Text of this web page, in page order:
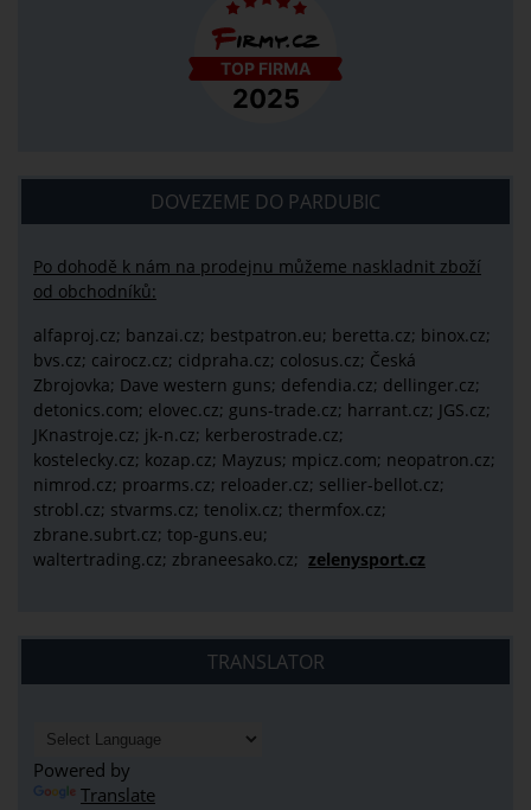
DOVEZEME DO PARDUBIC
Po dohodě k nám na prodejnu můžeme naskladnit zboží
od obchodníků:
alfaproj.cz; banzai.cz; bestpatron.eu; beretta.cz; binox.cz;
bvs.cz; cairocz.cz; cidpraha.cz; colosus.cz; Česká
Zbrojovka; Dave western guns; defendia.cz; dellinger.cz;
detonics.com; elovec.cz; guns-trade.cz; harrant.cz; JGS.cz;
JKnastroje.cz; jk-n.cz; kerberostrade.cz;
kostelecky.cz; kozap.cz; Mayzus; mpicz.com; neopatron.cz;
nimrod.cz; proarms.cz; reloader.cz; sellier-bellot.cz;
strobl.cz; stvarms.cz; tenolix.cz; thermfox.cz;
zbrane.subrt.cz; top-guns.eu;
waltertrading.cz; zbraneesako.cz; zelenysport.cz
TRANSLATOR
Powered by
Translate